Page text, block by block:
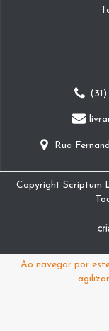
Ao navegar por
Rua
Copyright Scriptum